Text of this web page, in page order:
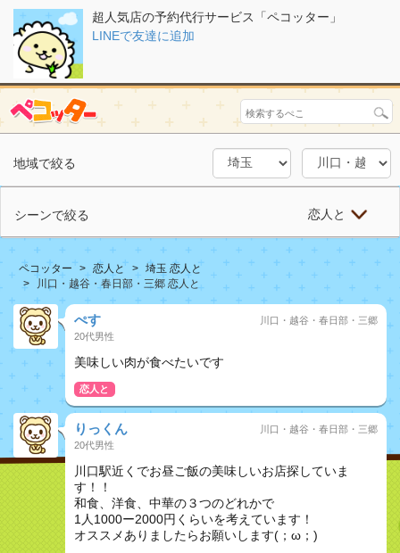
超人気店の予約代行サービス「ペコッター」
LINEで友達に追加
地域で絞る
シーンで絞る 恋人と
ペコッター 恋人と
埼玉 恋人と
川口・越谷・春日部・三郷 恋人と
ぺす
20代男性
川口・越谷・春日部・三郷
美味しい肉が食べたいです
恋人と
りっくん
20代男性
川口・越谷・春日部・三郷
川口駅近くでお昼ご飯の美味しいお店探していま
す！！
和食、洋食、中華の３つのどれかで
1人1000ー2000円くらいを考えています！
オススメありましたらお願いします(；ω；)